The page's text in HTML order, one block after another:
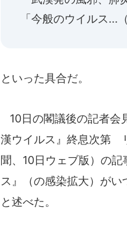
「今般のウイルス...
といった具合だ。
10日の閣議後の記者会
漢ウイルス』終息次第
聞、10日ウェブ版）の
ス』（の感染拡大）がい
と述べた。